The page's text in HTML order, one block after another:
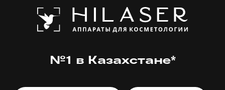
№1 в Казахстане*